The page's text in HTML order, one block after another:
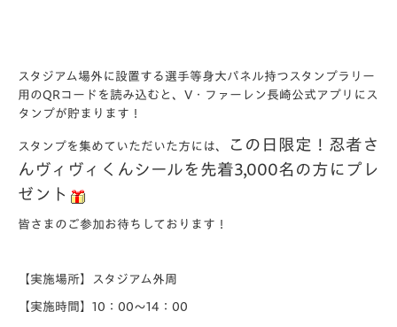
スタジアム場外に設置する選手等身大パネル持つスタンプラリー
用のQRコードを読み込むと、V・ファーレン長崎公式アプリにス
タンプが貯まります！
スタンプを集めていただいた方には、
この日限定！忍者さ
んヴィヴィくんシールを先着3,000名の方にプレ
ゼント
皆さまのご参加お待ちしております！
【実施場所】スタジアム外周
【実施時間】10：00～14：00